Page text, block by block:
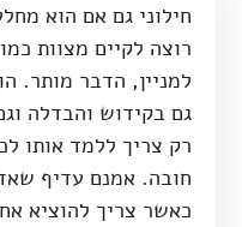
חילוני גם אם הוא
רוצה לקיים מצוות
למניין, הדבר מותר.
גם בקידוש והבדלה
רק צריך ללמד אותו
חובה. אמנם עדיף
כאשר צריך להוציא